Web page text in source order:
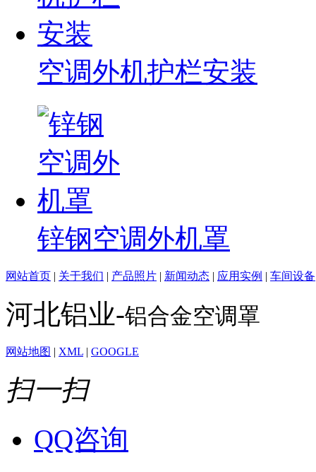
空调外机护栏安装
锌钢空调外机罩
网站首页 | 关于我们 | 产品照片 | 新闻动态 | 应用实例 | 车间设备
河北铝业-铝合金空调罩
网站地图 | XML | GOOGLE
扫一扫
QQ咨询